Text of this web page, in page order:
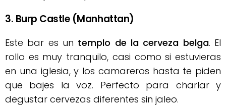
3. Burp Castle (Manhattan)
Este bar es un templo de la cerveza belga. El
rollo es muy tranquilo, casi como si estuvieras
en una iglesia, y los camareros hasta te piden
que bajes la voz. Perfecto para charlar y
degustar cervezas diferentes sin jaleo.